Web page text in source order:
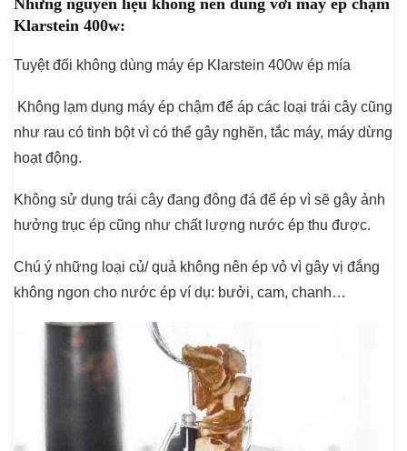
Klarstein 400w:
Tuyệt đối không dùng máy ép Klarstein 400w ép mía
Không lạm dụng máy ép chậm để áp các loại trái cây cũng
như rau có tinh bột vì có thể gây nghẽn, tắc máy, máy dừng
hoạt động.
Không sử dụng trái cây đang đông đá để ép vì sẽ gây ảnh
hưởng trục ép cũng như chất lượng nước ép thu được.
Chú ý những loại củ/ quả không nên ép vỏ vì gây vị đắng
không ngon cho nước ép ví dụ: bưởi, cam, chanh…